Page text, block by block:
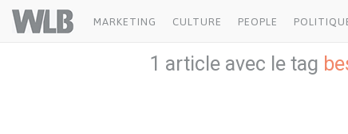
Welovebuzz
MARKETING CULTURE PEOPLE
1 article avec le tag